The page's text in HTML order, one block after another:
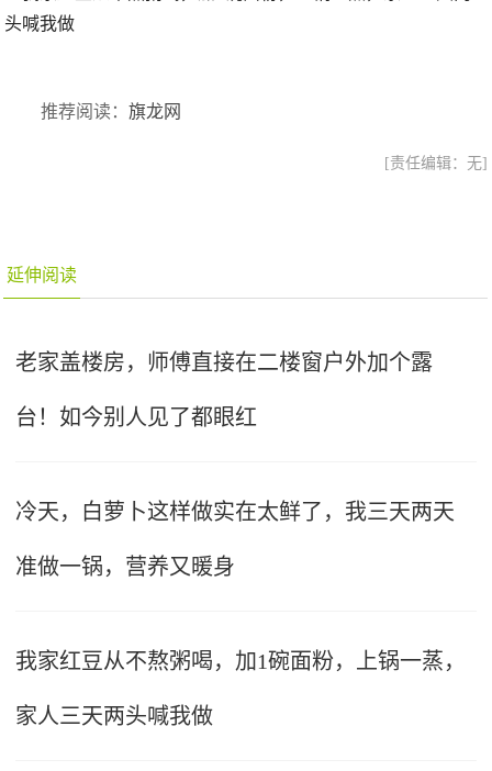
推荐阅读：旗龙网
[责任编辑：无]
延伸阅读
老家盖楼房，师傅直接在二楼窗户外加个露
台！如今别人见了都眼红
冷天，白萝卜这样做实在太鲜了，我三天两天
准做一锅，营养又暖身
我家红豆从不熬粥喝，加1碗面粉，上锅一蒸，
家人三天两头喊我做